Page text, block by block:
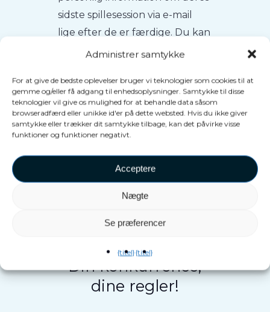
Administrer samtykke
For at give de bedste oplevelser bruger vi teknologier som cookies til at
gemme og/eller få adgang til enhedsoplysninger. Samtykke til disse
teknologier vil give os mulighed for at behandle data såsom
browseradfærd eller unikke id'er på dette websted. Hvis du ikke giver
samtykke eller trækker dit samtykke tilbage, kan det påvirke visse
funktioner og funktioner negativt.
Acceptere
Nægte
Se præferencer
{titel}{titel}
sidste spillesession via e-mail
lige efter de er færdige. Du kan
selvfølgelig bruge deres
målrettede kampagner.
Din konkurrence,
dine regler!